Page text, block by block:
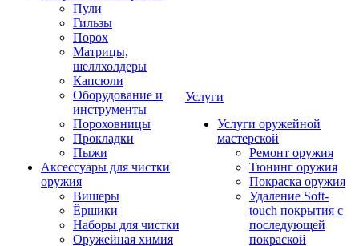
Пули
Гильзы
Порох
Матрицы,
шеллхолдеры
Капсюли
Оборудование и
инструменты
Пороховницы
Прокладки
Пыжи
Аксессуары для чистки
оружия
Вишеры
Ёршики
Наборы для чистки
Оружейная химия
Услуги
Услуги оружейной
мастерской
Ремонт оружия
Тюнинг оружия
Покраска оружия
Удаление Soft-
touch покрытия с
последующей
покраской